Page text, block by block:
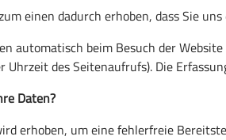
einen dadurch erhoben, dass Sie
automatisch beim Besuch der
Uhrzeit des Seitenaufrufs). Die
Daten?
erhoben, um eine fehlerfreie